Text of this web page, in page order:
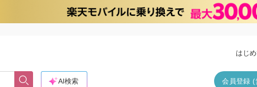
はじ
会員登録 (
AI検索